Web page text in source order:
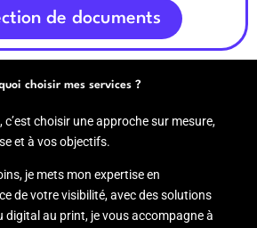
de documents
choisir mes services ?
choisir une approche sur mesure,
et à vos objectifs.
je mets mon expertise en
de votre visibilité, avec des solutions
digital au print, je vous accompagne à